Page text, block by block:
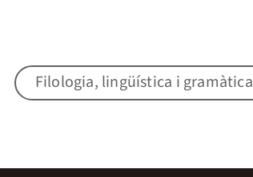
Filologia, lingüística i gramàtica